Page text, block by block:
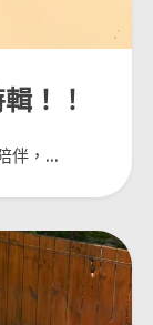
！！
伴，...